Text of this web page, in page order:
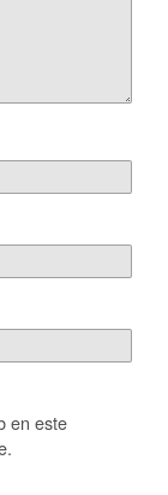
en este